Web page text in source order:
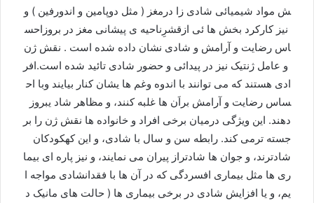
ش مواد شيميائی شادی زا درمغز ( مثل دوپامين و اندورفین ) و
نيز کارکرد بخش ها ئی ازقشرِناحيه ی پيشانی مغز در بروز احس
اس رضایت و آرامش و شادی نشان داده شده است . نقش ژن
و عامل ژنتيک نيز در پيدائی و حضور شادی تائید شده است.افر
ادی هستند که می توانند با اندوه وغم ها يشان کنار بيايند وبا اح
ساس رضایت و آرامش براَن ها غلبه کنند، و مظاهر شاد یبروز
دهند. این ويژگی درميان برخی افراد و خانواده ها نقش ژن را بر
جسته ترمی کند. رابطه سن و سال با شادی، و این کهکودکان
شادترند، و جوان ها شادتراز پیران می نمایند، و نیز پاره ای بیما
ری ها مثل بیماری افسردگی که در آن ها با فقدانشادی مواجه ا
یم، و یا افزایش شادی در برخی بیماری ها ( حالت های مانیک د